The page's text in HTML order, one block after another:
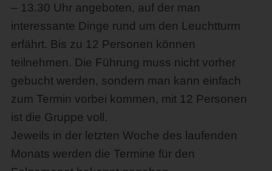
– 13.30 Uhr angeboten, auf der man
interessante Dinge rund um den Leuchtturm
erfährt. Bis zu 12 Personen können
teilnehmen. Die Führung muss nicht vorher
gebucht werden, sondern man kann einfach
zum Termin vorbei kommen, mit 12 Personen
ist die Gruppe voll.
Jeweils in der letzten Woche des laufenden
Monats werden die Termine für den